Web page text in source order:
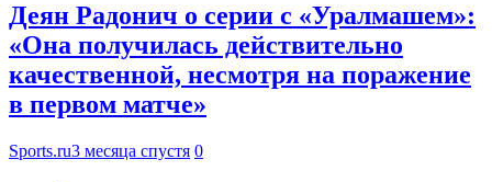
Деян Радонич о серии с «Уралмашем»:
«Она получилась действительно
качественной, несмотря на поражение
в первом матче»
Sports.ru3 месяца спустя 0